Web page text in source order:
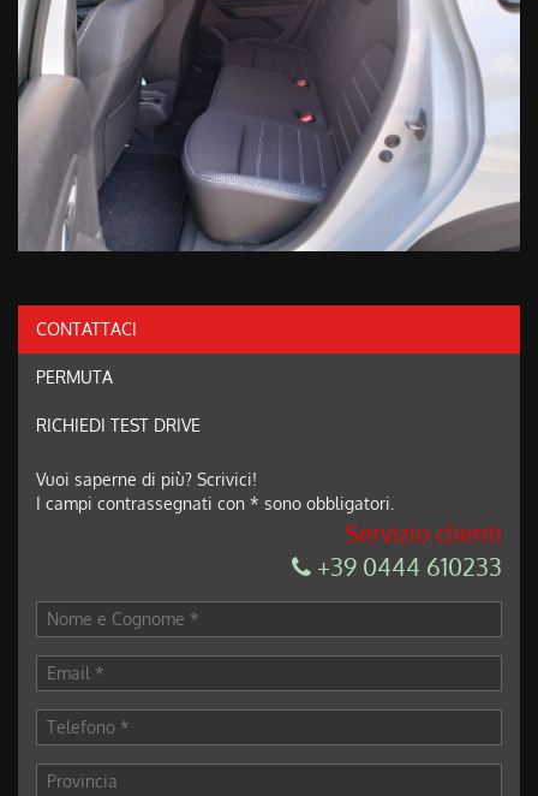
CONTATTACI
PERMUTA
RICHIEDI TEST DRIVE
Vuoi saperne di più? Scrivici!
I campi contrassegnati con * sono obbligatori.
Servizio clienti
+39 0444 610233